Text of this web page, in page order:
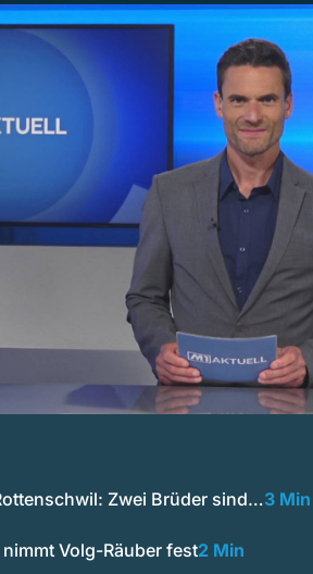
Zwei Brüder sind…3 Min
Volg-Räuber fest2 Min